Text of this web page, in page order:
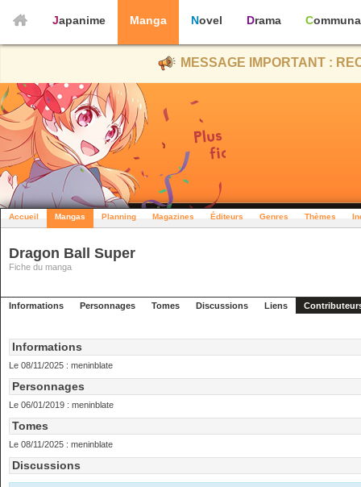
Japanime Manga Novel Drama
MESSAGE IMPORTANT :
Accueil Mangas Planning Magazines Éditeurs Genres Thèmes
Dragon Ball Super
Fiche du manga
Informations Personnages Tomes Discussions Liens
Informations
Le 08/11/2025 : meninblate
Personnages
Le 06/01/2019 : meninblate
Tomes
Le 08/11/2025 : meninblate
Discussions